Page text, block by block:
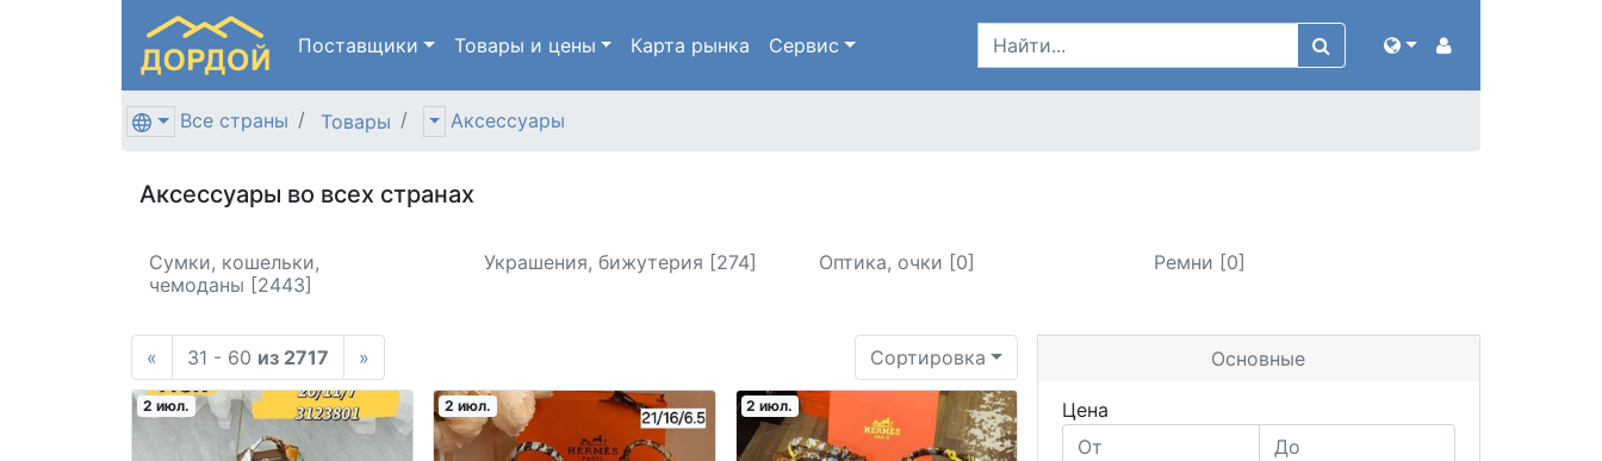
Поставщики Товары и цены Карта рынка Сервис
Все страны Товары Аксессуары
Аксессуары во всех странах
Сумки, кошельки,
чемоданы [2443]
Украшения, бижутерия [274] Оптика, очки [0] Ремни [0]
« 31 - 60 из 2717 » Сортировка
2 июл. 2 июл. 2 июл.
Основные
Цена